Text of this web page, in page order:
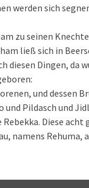
werden sich
zu seinen
ließ sich in
diesen Dingen, da
und dessen
und Pildasch und
Diese acht
namens Rehuma,